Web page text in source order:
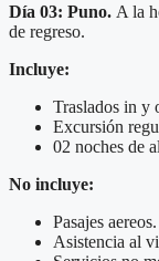
Día 03: Puno. A la
de regreso.
Incluye:
Traslados in y
Excursión
02 noches de
No incluye:
Pasajes aereos.
Asistencia al